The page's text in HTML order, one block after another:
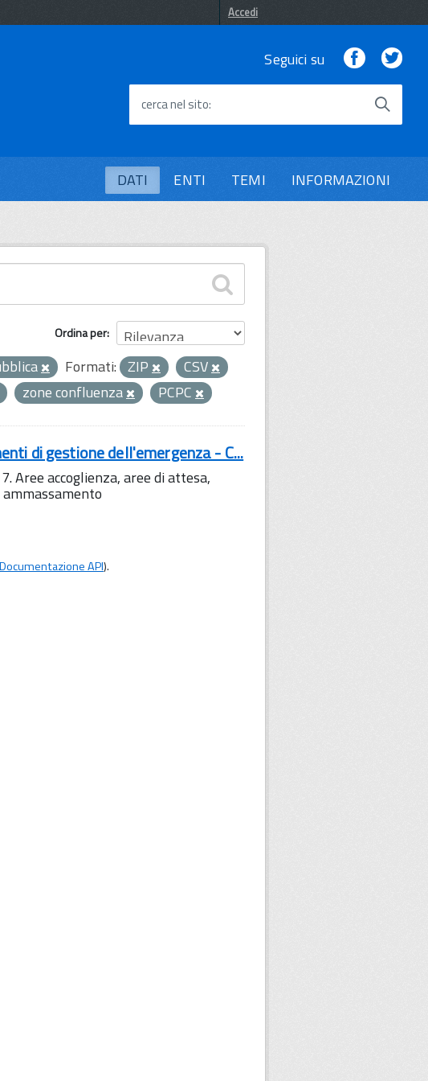
Accedi
Seguici su Facebook
cerca nel sito
DATI ENTI TEMI INFORMAZIONI
Ordina per
Formati: ZIP
CSV
zone confluenza PCPC
di gestione dell'emergenza - C...
Aree accoglienza, aree di attesa,
Documentazione API).